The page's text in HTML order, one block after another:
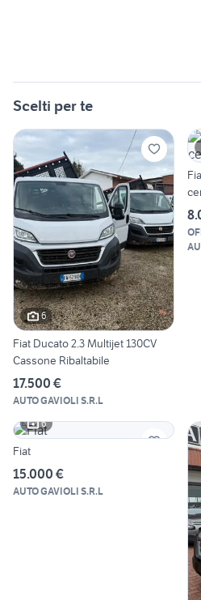
Scelti per te
6
Fiat Ducato 2.3 Multijet 130CV
Cassone Ribaltabile
17.500 €
AUTO GAVIOLI S.R.L
6
Fiat
15.000 €
AUTO GAVIOLI S.R.L